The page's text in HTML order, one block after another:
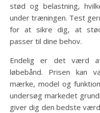
stød og belastning,
under træningen. Test
for at sikre dig, at
passer til dine behov.
Endelig er det værd
løbebånd. Prisen kan
mærke, model og
undersøg markedet
giver dig den bedste